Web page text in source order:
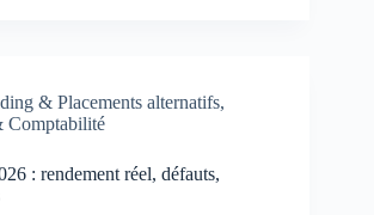
& Placements alternatifs,
Comptabilité
: rendement réel, défauts,